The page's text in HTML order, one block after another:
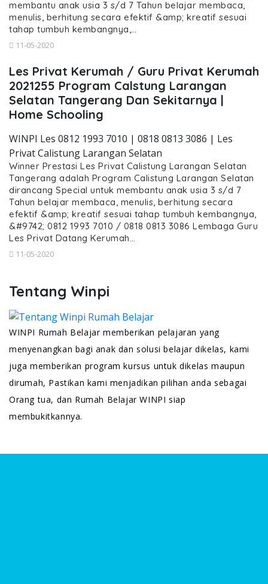
membantu anak usia 3 s/d 7 Tahun belajar membaca,
menulis, berhitung secara efektif &amp; kreatif sesuai
tahap tumbuh kembangnya,…
11-05-2020
Les Privat Kerumah / Guru Privat Kerumah
2021255 Program Calstung Larangan
Selatan Tangerang Dan Sekitarnya |
Home Schooling
WINPI Les 0812 1993 7010 | 0818 0813 3086 | Les
Privat Calistung Larangan Selatan
Winner Prestasi Les Privat Calistung Larangan Selatan
Tangerang adalah Program Calistung Larangan Selatan
dirancang Special untuk membantu anak usia 3 s/d 7
Tahun belajar membaca, menulis, berhitung secara
efektif &amp; kreatif sesuai tahap tumbuh kembangnya,
&#9742; 0812 1993 7010 / 0818 0813 3086 Lembaga Guru
Les Privat Datang Kerumah…
11-05-2020
Tentang Winpi
WINPI Rumah Belajar memberikan pelajaran yang
menyenangkan bagi anak dan solusi belajar dikelas, kami
juga memberikan program kursus untuk dikelas maupun
dirumah, Pastikan kami menjadikan pilihan anda sebagai
Orang tua, dan Rumah Belajar WINPI siap
membukitkannya.